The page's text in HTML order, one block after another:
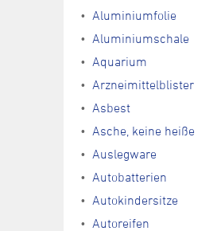
Aluminiumfolie
Aluminiumschale
Aquarium
Arzneimittelblister
Asbest
Asche, keine heiße
Auslegware
Autobatterien
Autokindersitze
Autoreifen